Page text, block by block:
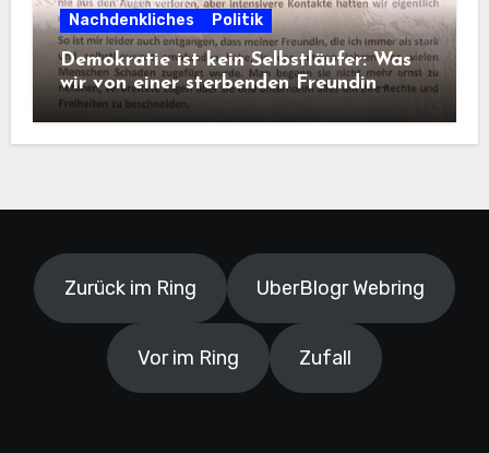
Nachdenkliches Politik
Demokratie ist kein Selbstläufer: Was
wir von einer sterbenden Freundin
lernen müssen
Zurück im Ring UberBlogr Webring
Vor im Ring Zufall